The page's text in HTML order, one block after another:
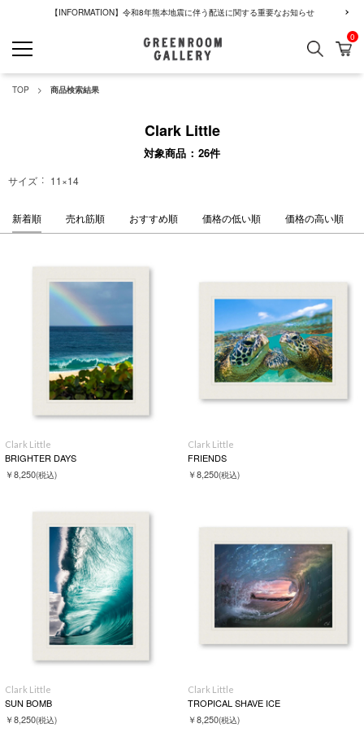
【INFORMATION】令和8年熊本地震に伴う配送に関する重要なお知らせ
検索 カ
0
TOP 商品検索結果
Clark Little
対象商品 26件
サイズ 11×14
新着順 売れ筋順 おすすめ順 価格の低い順 価格の高い順
Clark Little
BRIGHTER DAYS
￥8,250(税込)
Clark Little
FRIENDS
￥8,250(税込)
Clark Little
SUN BOMB
￥8,250(税込)
Clark Little
TROPICAL SHAVE ICE
￥8,250(税込)